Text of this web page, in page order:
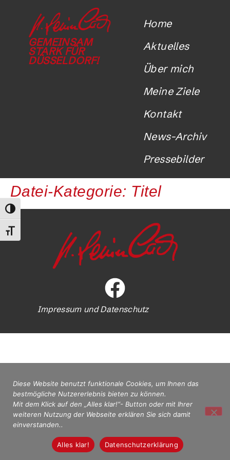
Umschalten auf hohe Kontraste
Schrift vergrößern
GEMEINSAM
STARK FÜR
DÜSSELDORF!
Home
Aktuelles
Über mich
Meine Ziele
Kontakt
News-Archiv
Pressebilder
Datei-Kategorie: Titel
Impressum und Datenschutz
Diese Website benutzt funktionale Cookies, um Ihnen das
bestmögliche Nutzererlebnis bieten zu können.
Mit dem Klick auf den „Alles klar!“- Button oder mit Ihrer
weiteren Nutzung der Webseite erklären Sie sich damit
einverstanden..
Alles klar! Datenschutzerklärung